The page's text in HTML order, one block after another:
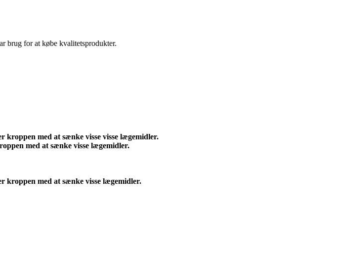
brug for at købe kvalitetsprodukter.
med at sænke visse visse lægemidler.
med at sænke visse lægemidler.
kroppen med at sænke visse lægemidler.